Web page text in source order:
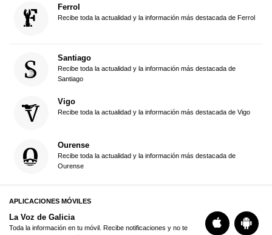
Ferrol
Recibe toda la actualidad y la información más destacada de Ferrol
Santiago
Recibe toda la actualidad y la información más destacada de
Santiago
Vigo
Recibe toda la actualidad y la información más destacada de Vigo
Ourense
Recibe toda la actualidad y la información más destacada de
Ourense
APLICACIONES MÓVILES
La Voz de Galicia
Toda la información en tu móvil. Recibe notificaciones y no te